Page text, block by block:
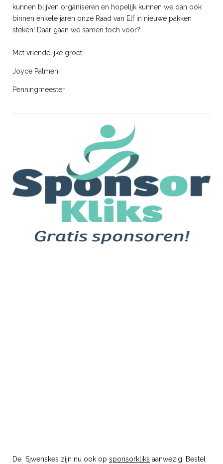
kunnen blijven organiseren en hopelijk kunnen we dan ook
binnen enkele jaren onze Raad van Elf in nieuwe pakken
steken! Daar gaan we samen toch voor?
Met vriendelijke groet,
Joyce Palmen
Penningmeester
De Sjwenskes zijn nu ook op sponsorkliks aanwezig. Bestel